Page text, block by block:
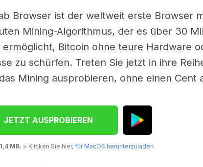
Browser ist der weltweit erste Browser
Mining-Algorithmus, der es über 30
Bitcoin ohne teure Hardware
zu schürfen. Treten Sie jetzt in ihre
Mining ausprobieren, ohne einen Cent
JETZT AUSPROBIEREN
MB. > Klicken Sie hier, für MacOS herunterzuladen.